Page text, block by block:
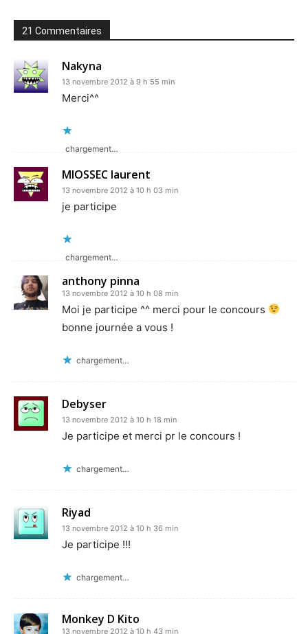
21 Commentaires
Nakyna
13 novembre 2012 à 9 h 55 min
Merci^^
chargement…
MIOSSEC laurent
13 novembre 2012 à 10 h 03 min
je participe
chargement…
anthony pinna
13 novembre 2012 à 10 h 08 min
Moi je participe ^^ merci pour le concours
bonne journée a vous !
chargement…
Debyser
13 novembre 2012 à 10 h 18 min
Je participe et merci pr le concours !
chargement…
Riyad
13 novembre 2012 à 10 h 36 min
Je participe !!!
chargement…
Monkey D Kito
13 novembre 2012 à 10 h 43 min